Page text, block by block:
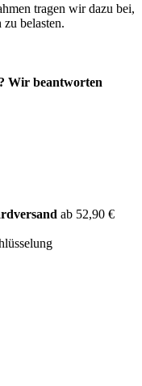
tragen wir dazu bei,
belasten.
Wir beantworten
ab 52,90 €